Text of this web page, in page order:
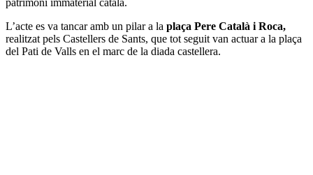
L’acte es va tancar amb un pilar a la plaça Pere Català i Roca,
realitzat pels Castellers de Sants, que tot seguit van actuar a la plaça
del Pati de Valls en el marc de la diada castellera.